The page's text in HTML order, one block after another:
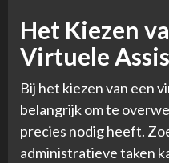
Het Kiezen
Virtuele
Bij het kiezen van een
belangrijk om te
precies nodig heeft.
administratieve taken